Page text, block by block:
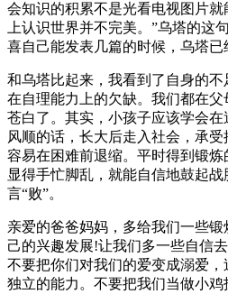
会知识的积累不是光看电视图片
上认识世界并不完美。”乌塔的这
喜自己能发表几篇的时候，乌塔已
和乌塔比起来，我看到了自身的
在自理能力上的欠缺。我们都在
苍白了。其实，小孩子应该学会
风顺的话，长大后走入社会，承受
容易在困难前退缩。平时得到锻
显得手忙脚乱，就能自信地鼓起
言“败”。
亲爱的爸爸妈妈，多给我们一些
己的兴趣发展!让我们多一些自信
不要把你们对我们的爱变成溺爱
独立的能力。不要把我们当做小